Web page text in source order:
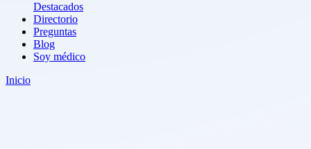
Destacados
Directorio
Preguntas
Blog
Soy médico
Inicio